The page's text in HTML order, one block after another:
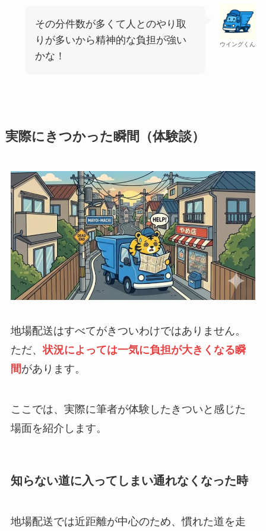
ウイングくん
その分件数が多くて人とのやり取
りが多いから精神的な負担が強い
かな！
実際にきつかった瞬間（体験談）
地場配送はすべてがきついわけではありません。
ただ、状況によっては一気に負担が大きくなる瞬
間があります。
ここでは、実際に筆者が体験したきついと感じた
場面を紹介します。
知らない道に入ってしまい通れなくなった時
地場配送では近距離が中心のため、慣れた道を走